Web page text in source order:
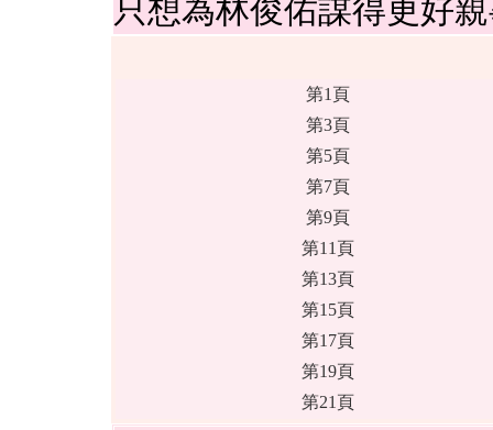
只想為林俊佑謀得更好
第1頁
第3頁
第5頁
第7頁
第9頁
第11頁
第13頁
第15頁
第17頁
第19頁
第21頁